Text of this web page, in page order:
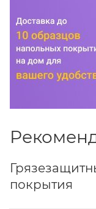
покрытия